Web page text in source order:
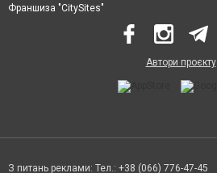
Франшиза "CitySites"
Автори проєкту
З питань реклами: Тел.: +38 (066) 776-47-45